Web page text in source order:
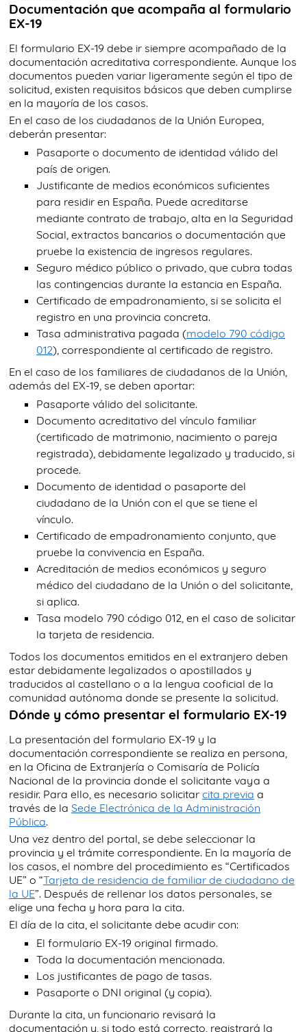
Documentación que acompaña al formulario
EX-19
El formulario EX-19 debe ir siempre acompañado de la
documentación acreditativa correspondiente. Aunque los
documentos pueden variar ligeramente según el tipo de
solicitud, existen requisitos básicos que deben cumplirse
en la mayoría de los casos.
En el caso de los ciudadanos de la Unión Europea,
deberán presentar:
Pasaporte o documento de identidad válido del
país de origen.
Justificante de medios económicos suficientes
para residir en España. Puede acreditarse
mediante contrato de trabajo, alta en la Seguridad
Social, extractos bancarios o documentación que
pruebe la existencia de ingresos regulares.
Seguro médico público o privado, que cubra todas
las contingencias durante la estancia en España.
Certificado de empadronamiento, si se solicita el
registro en una provincia concreta.
Tasa administrativa pagada (modelo 790 código
012), correspondiente al certificado de registro.
En el caso de los familiares de ciudadanos de la Unión,
además del EX-19, se deben aportar:
Pasaporte válido del solicitante.
Documento acreditativo del vínculo familiar
(certificado de matrimonio, nacimiento o pareja
registrada), debidamente legalizado y traducido, si
procede.
Documento de identidad o pasaporte del
ciudadano de la Unión con el que se tiene el
vínculo.
Certificado de empadronamiento conjunto, que
pruebe la convivencia en España.
Acreditación de medios económicos y seguro
médico del ciudadano de la Unión o del solicitante,
si aplica.
Tasa modelo 790 código 012, en el caso de solicitar
la tarjeta de residencia.
Todos los documentos emitidos en el extranjero deben
estar debidamente legalizados o apostillados y
traducidos al castellano o a la lengua cooficial de la
comunidad autónoma donde se presente la solicitud.
Dónde y cómo presentar el formulario EX-19
La presentación del formulario EX-19 y la
documentación correspondiente se realiza en persona,
en la Oficina de Extranjería o Comisaría de Policía
Nacional de la provincia donde el solicitante vaya a
residir. Para ello, es necesario solicitar cita previa a
través de la Sede Electrónica de la Administración
Pública.
Una vez dentro del portal, se debe seleccionar la
provincia y el trámite correspondiente. En la mayoría de
los casos, el nombre del procedimiento es “Certificados
UE” o “Tarjeta de residencia de familiar de ciudadano de
la UE”. Después de rellenar los datos personales, se
elige una fecha y hora para la cita.
El día de la cita, el solicitante debe acudir con:
El formulario EX-19 original firmado.
Toda la documentación mencionada.
Los justificantes de pago de tasas.
Pasaporte o DNI original (y copia).
Durante la cita, un funcionario revisará la
documentación y, si todo está correcto, registrará la